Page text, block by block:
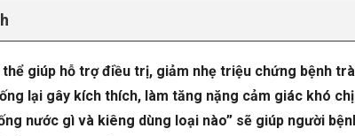
giúp hỗ trợ điều trị, giảm nhẹ triệu chứng bệnh
lại gây kích thích, làm tăng nặng cảm giác khó
nước gì và kiêng dùng loại nào” sẽ giúp người